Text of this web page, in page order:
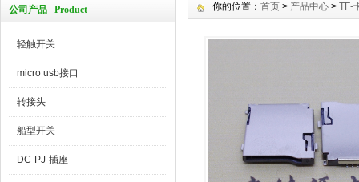
公司产品 Product
轻触开关
micro usb接口
转接头
船型开关
DC-PJ-插座
你的位置： 首页 > 产品中心 > TF-